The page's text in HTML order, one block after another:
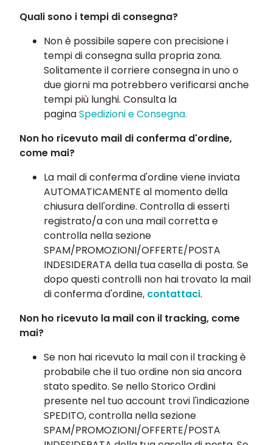
Quali sono i tempi di consegna?
Non è possibile sapere con precisione i
tempi di consegna sulla propria zona.
Solitamente il corriere consegna in uno o
due giorni ma potrebbero verificarsi anche
tempi più lunghi. Consulta la
paginaSpedizioni e Consegna.
Non ho ricevuto mail di conferma d'ordine,
come mai?
La mail di conferma d'ordine viene inviata
AUTOMATICAMENTE al momento della
chiusura dell'ordine. Controlla di esserti
registrato/a con una mail corretta e
controlla nella sezione
SPAM/PROMOZIONI/OFFERTE/POSTA
INDESIDERATA della tua casella di posta. Se
dopo questi controlli non hai trovato la mail
di conferma d'ordine, contattaci.
Non ho ricevuto la mail con il tracking, come
mai?
Se non hai ricevuto la mail con il tracking è
probabile che il tuo ordine non sia ancora
stato spedito. Se nello Storico Ordini
presente nel tuo account trovi l'indicazione
SPEDITO, controlla nella sezione
SPAM/PROMOZIONI/OFFERTE/POSTA